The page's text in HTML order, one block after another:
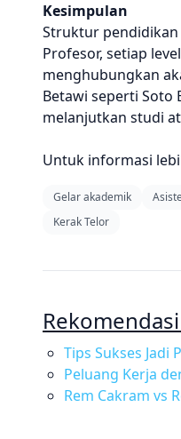
Kesimpulan
Struktur pendidikan
Profesor, setiap
menghubungkan
Betawi seperti Soto
melanjutkan studi
Untuk informasi
Gelar akademik
Kerak Telor
Tips Sukses
Peluang Kerja
Rem Cakram vs